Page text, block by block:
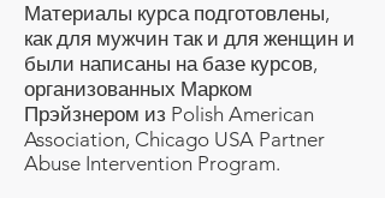
Материалы курса подготовлены,
как для мужчин так и для женщин и
были написаны на базе курсов,
организованных Марком
Прэйзнером из Polish American
Association, Chicago USA Partner
Abuse Intervention Program.